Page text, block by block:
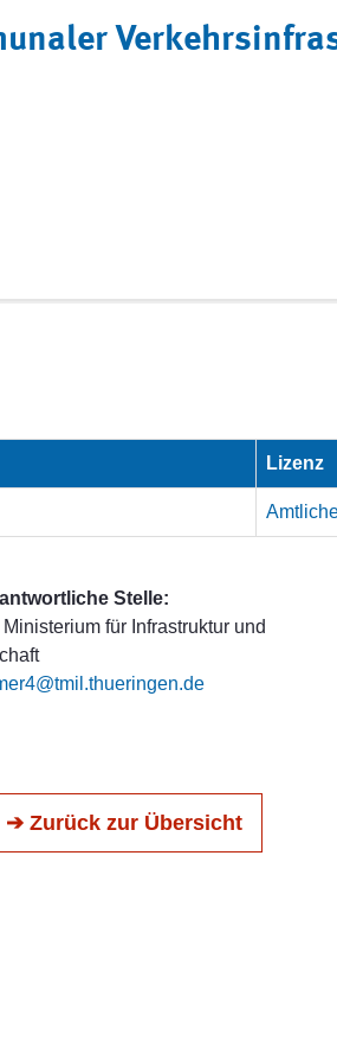
Lizenz
Stelle:
für Infrastruktur und
➔ Zurück zur Übersicht